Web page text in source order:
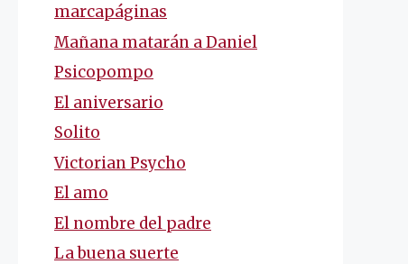
marcapáginas
Mañana matarán a Daniel
Psicopompo
El aniversario
Solito
Victorian Psycho
El amo
El nombre del padre
La buena suerte